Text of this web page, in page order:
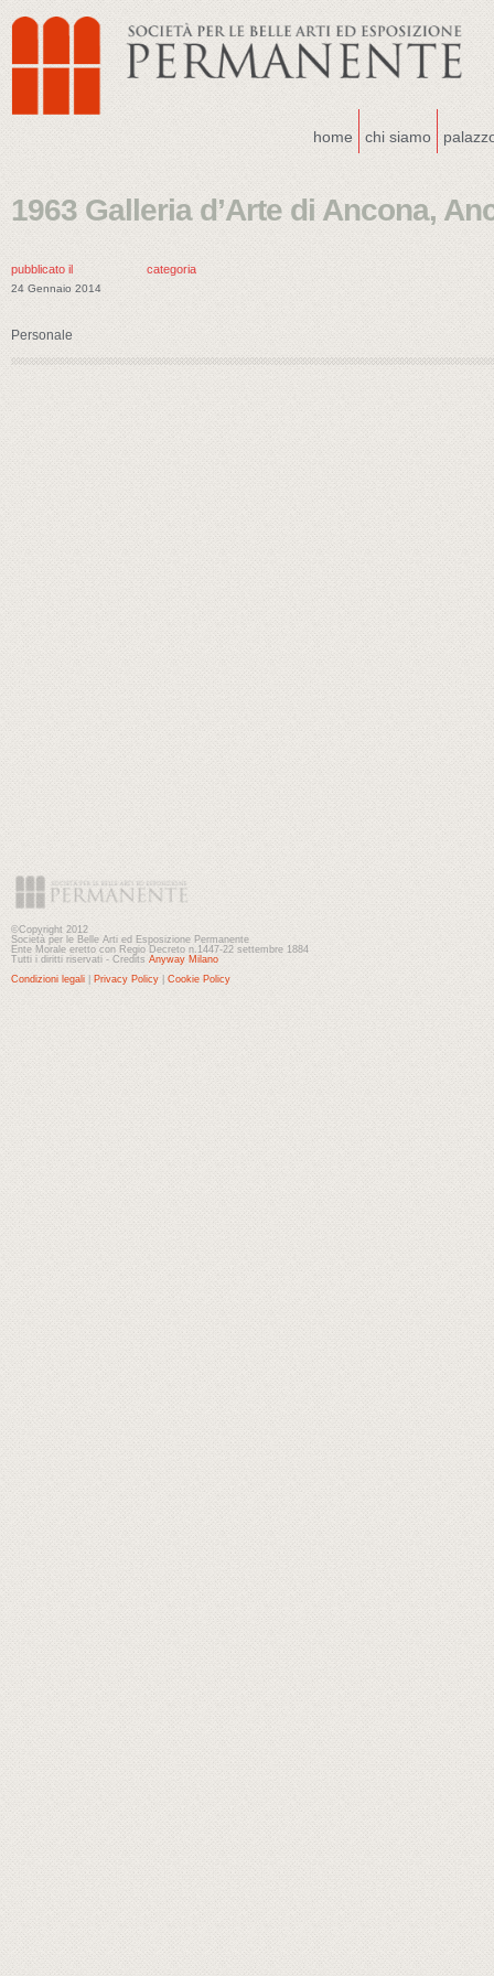
home chi siamo
1963 Galleria d’Arte di Ancona,
pubblicato il
24 Gennaio 2014
categoria
Personale
©Copyright 2012
Società per le Belle Arti ed Esposizione Permanente
Ente Morale eretto con Regio Decreto n.1447-22 settembre 1884
Tutti i diritti riservati - Credits Anyway Milano
Condizioni legali
Privacy Policy Cookie Policy